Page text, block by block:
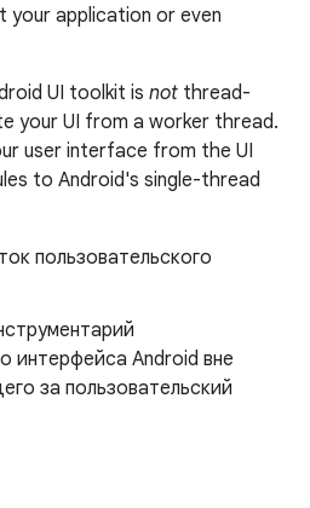
your application or even
UI toolkit is not thread-
your UI from a worker thread.
user interface from the UI
to Android's single-thread
пользовательского
интерфейса Android вне
за пользовательский